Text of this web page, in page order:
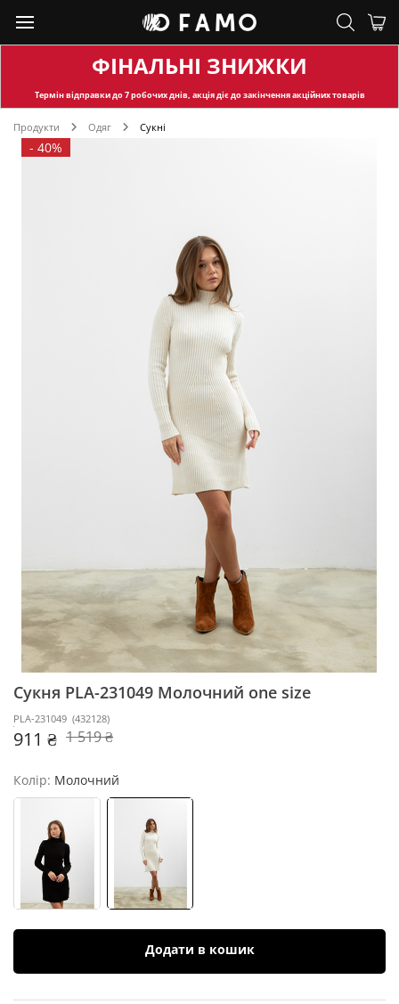
ФІНАЛЬНІ ЗНИЖКИ
Термін відправкидо 7 робочих днів, акція діє до закінчення акційних товарів
Продукти Одяг Сукні
- 40%
Сукня PLA-231049 Молочний one size
PLA-231049 (432128)
911 ₴ 1 519 ₴
Колір: Молочний
Додати в кошик